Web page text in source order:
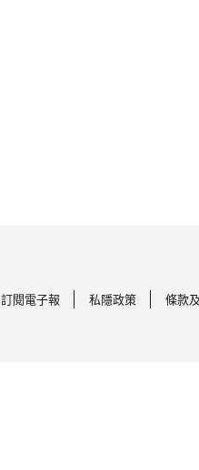
訂閱電子報 私隱政策 條款